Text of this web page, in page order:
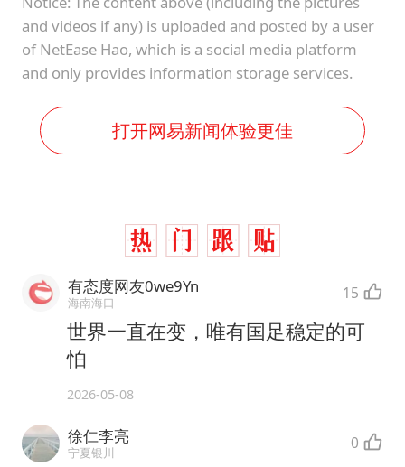
and videos if any) is uploaded and posted by a user
of NetEase Hao, which is a social media platform
and only provides information storage services.
打开网易新闻体验更佳
有态度网友0we9Yn
海南海口 15
世界一直在变，唯有国足稳定的可
怕
2026-05-08
徐仁李亮
宁夏银川 0